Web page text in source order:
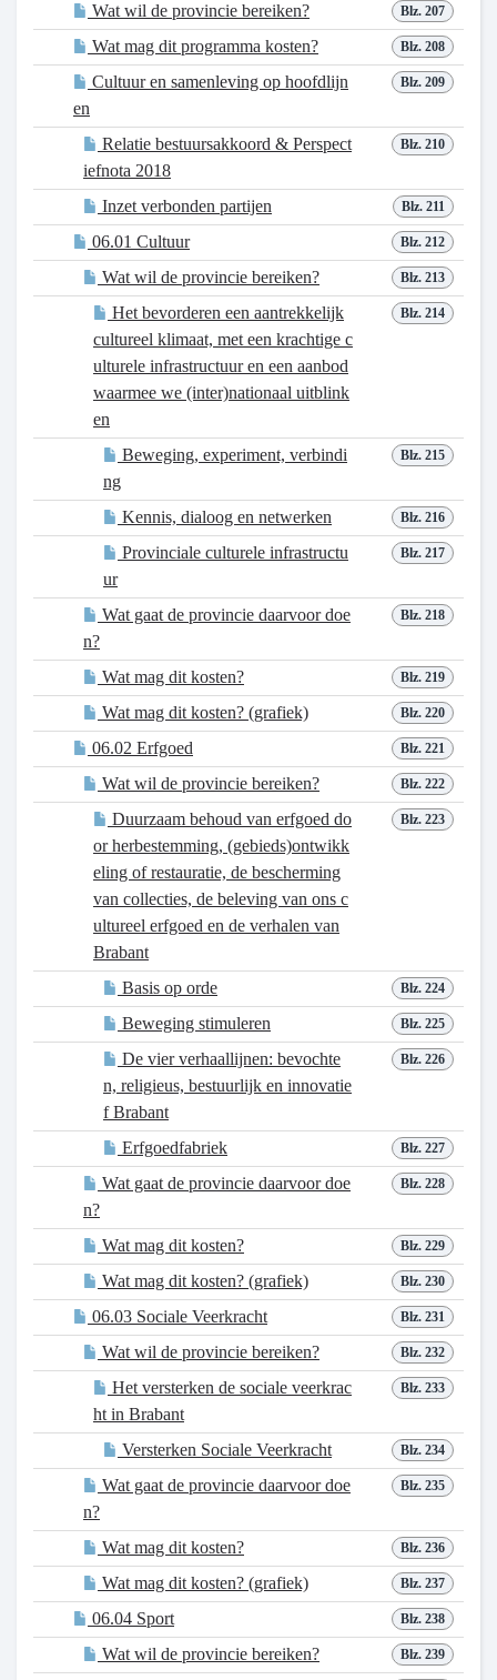
Blz. 207
Wat wil de provincie bereiken?
Blz. 208
Wat mag dit programma kosten?
Blz. 209
Cultuur en samenleving op hoofdlijn
en
Blz. 210
Relatie bestuursakkoord & Perspect
iefnota 2018
Blz. 211
Inzet verbonden partijen
Blz. 212
06.01 Cultuur
Blz. 213
Wat wil de provincie bereiken?
Blz. 214
Het bevorderen een aantrekkelijk
cultureel klimaat, met een krachtige c
ulturele infrastructuur en een aanbod
waarmee we (inter)nationaal uitblink
en
Blz. 215
Beweging, experiment, verbindi
ng
Blz. 216
Kennis, dialoog en netwerken
Blz. 217
Provinciale culturele infrastructu
ur
Blz. 218
Wat gaat de provincie daarvoor doe
n?
Blz. 219
Wat mag dit kosten?
Blz. 220
Wat mag dit kosten? (grafiek)
Blz. 221
06.02 Erfgoed
Blz. 222
Wat wil de provincie bereiken?
Blz. 223
Duurzaam behoud van erfgoed do
or herbestemming, (gebieds)ontwikk
eling of restauratie, de bescherming
van collecties, de beleving van ons c
ultureel erfgoed en de verhalen van
Brabant
Blz. 224
Basis op orde
Blz. 225
Beweging stimuleren
Blz. 226
De vier verhaallijnen: bevochte
n, religieus, bestuurlijk en innovatie
f Brabant
Blz. 227
Erfgoedfabriek
Blz. 228
Wat gaat de provincie daarvoor doe
n?
Blz. 229
Wat mag dit kosten?
Blz. 230
Wat mag dit kosten? (grafiek)
Blz. 231
06.03 Sociale Veerkracht
Blz. 232
Wat wil de provincie bereiken?
Blz. 233
Het versterken de sociale veerkrac
ht in Brabant
Blz. 234
Versterken Sociale Veerkracht
Blz. 235
Wat gaat de provincie daarvoor doe
n?
Blz. 236
Wat mag dit kosten?
Blz. 237
Wat mag dit kosten? (grafiek)
Blz. 238
06.04 Sport
Blz. 239
Wat wil de provincie bereiken?